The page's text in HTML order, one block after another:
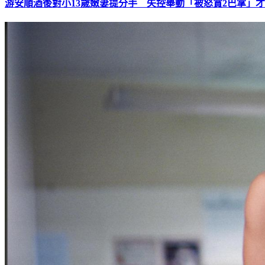
游安順酒後對小13歲嫩妻提分手 失控舉動「被怒賞2巴掌」